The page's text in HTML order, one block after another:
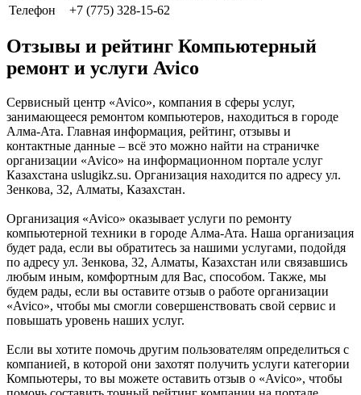
Телефон
+7 (775) 328-15-62
Отзывы и рейтинг Компьютерный
ремонт и услуги Avico
Сервисный центр «Avico», компания в сферы услуг,
занимающееся ремонтом компьютеров, находиться в городе
Алма-Ата. Главная информация, рейтинг, отзывы и
контактные данные – всё это можно найти на страничке
организации «Avico» на информационном портале услуг
Казахстана uslugikz.su. Организация находится по адресу ул.
Зенкова, 32, Алматы, Казахстан.
Организация «Avico» оказывает услуги по ремонту
компьютерной техники в городе Алма-Ата. Наша организация
будет рада, если вы обратитесь за нашими услугами, подойдя
по адресу ул. Зенкова, 32, Алматы, Казахстан или связавшись
любым иным, комфортным для Вас, способом. Также, мы
будем рады, если вы оставите отзыв о работе организации
«Avico», чтобы мы смогли совершенствовать свой сервис и
повышать уровень наших услуг.
Если вы хотите помочь другим пользователям определиться с
компанией, в которой они захотят получить услуги категории
Компьютеры, то вы можете оставить отзыв о «Avico», чтобы